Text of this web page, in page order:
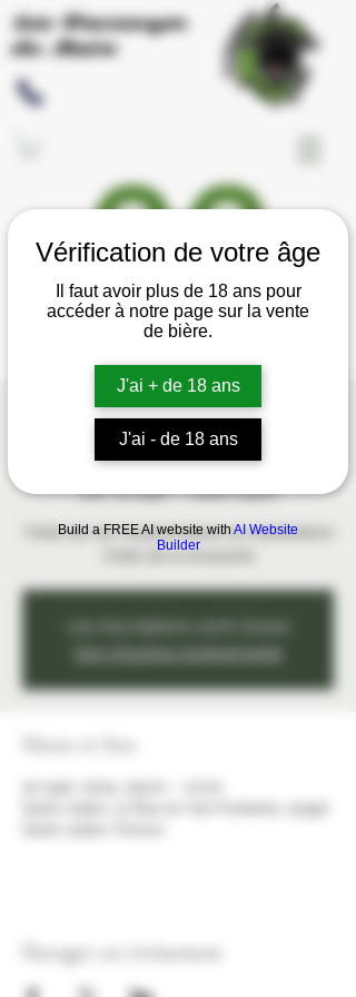
Vérification de votre âge
Il faut avoir plus de 18 ans pour
accéder à notre page sur la vente
de bière.
J'ai + de 18 ans
J'ai - de 18 ans
Build a FREE AI website with AI Website
Builder
Les Brassages
du Meix
22/09 - Portes Ouvertes
Ferme Brassicole
dim. 22 sept.
  |
Saint-Julien
Visite de nos houblonnières et installations
Visite de la brasserie
Voir d'autres événements
Saint-Julien, 11 Rue en Val-Fontaine, 21490
Partager cet événement